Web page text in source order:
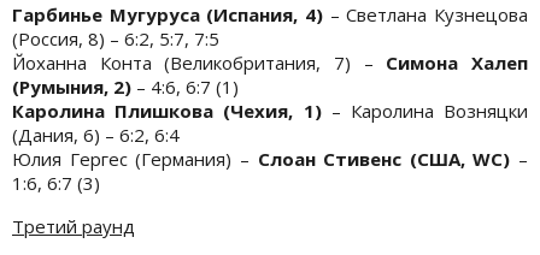
Гарбинье Мугуруса (Испания, 4) – Светлана Кузнецова
(Россия, 8) – 6:2, 5:7, 7:5
Йоханна Конта (Великобритания, 7) – Симона Халеп
(Румыния, 2) – 4:6, 6:7 (1)
Каролина Плишкова (Чехия, 1)– Каролина Возняцки
(Дания, 6) – 6:2, 6:4
Юлия Гергес (Германия) – Слоан Стивенс (США, WC) –
1:6, 6:7 (3)
Третий раунд